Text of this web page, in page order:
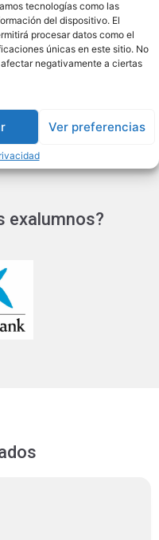
tecnologías como las
del dispositivo. El
procesar datos como el
únicas en este sitio. No
negativamente a ciertas
Ver preferencias
exalumnos?